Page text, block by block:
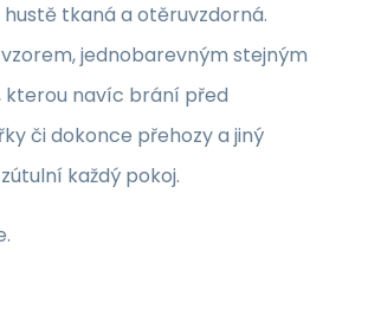
tkaná a otěruvzdorná.
jednobarevným stejným
navíc brání před
či dokonce přehozy a jiný
každý pokoj.